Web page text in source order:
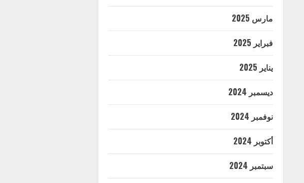
مارس 2025
فبراير 2025
يناير 2025
ديسمبر 2024
نوفمبر 2024
أكتوبر 2024
سبتمبر 2024